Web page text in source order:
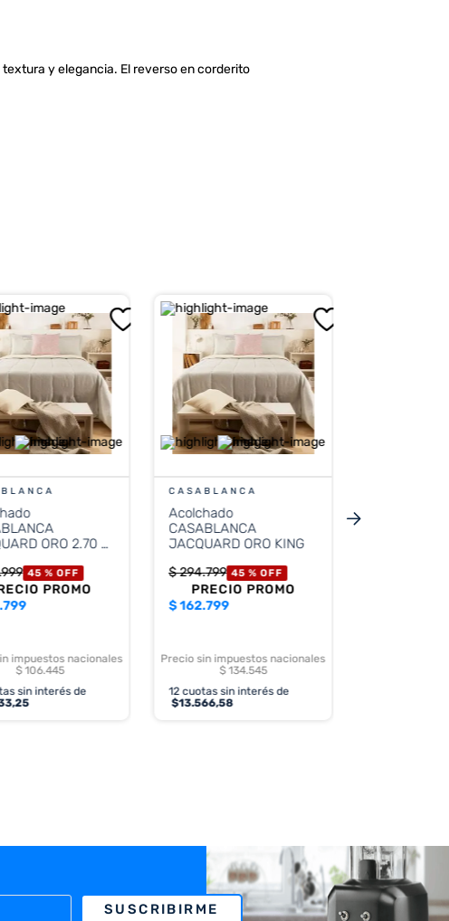
y elegancia. El reverso en corderito
ORO 2.70 X
999 45 %OFF
PROMO
impuestos nacionales
$ 106.445
sin interés de
CASABLANCA
Acolchado
CASABLANCA
JACQUARD ORO KING
$294.799 45 % OFF
PRECIO PROMO
$162.799
Precio sin impuestos nacionales
$ 134.545
12cuotas sin interés de
$13.566,58
SUSCRIBIRME